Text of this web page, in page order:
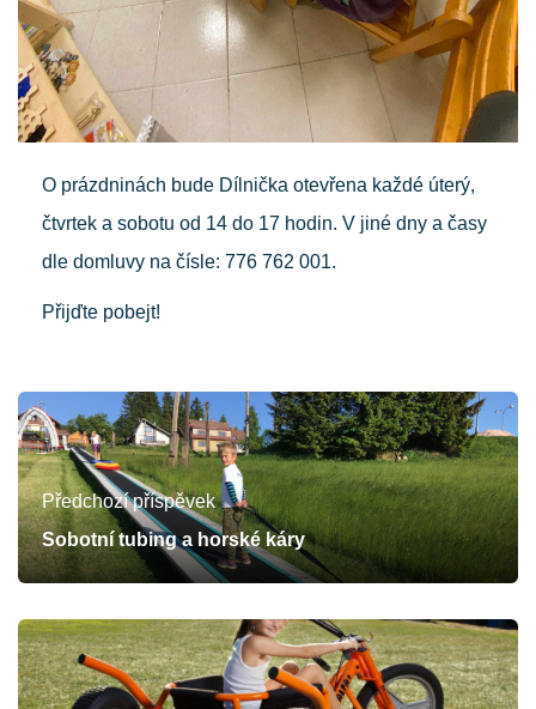
O prázdninách bude Dílnička otevřena každé úterý,
čtvrtek a sobotu od 14 do 17 hodin. V jiné dny a časy
dle domluvy na čísle: 776 762 001.
Přijďte pobejt!
Předchozí příspěvek
Sobotní tubing a horské káry